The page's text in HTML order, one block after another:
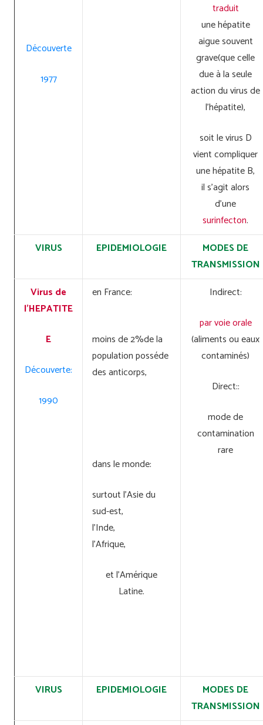
Découverte
1977
traduit
une hépatite
aigue souvent
grave(que celle
due à la seule
action du virus de
l’hépatite),
soit le virus D
vient compliquer
une hépatite B,
il s’agit alors
d’une
surinfecton.
VIRUS
EPIDEMIOLOGIE
MODES DE
TRANSMISSION
Virus de
l’HEPATITE
E
Découverte:
1990
en France:
moins de 2%de la
population posséde
des anticorps,
dans le monde:
surtout l’Asie du
sud-est,
l’Inde,
l’Afrique,
et l’Amérique
Latine.
Indirect:
par voie orale
(aliments ou eaux
contaminés)
Direct::
mode de
contamination
rare
VIRUS EPIDEMIOLOGIE
MODES DE
TRANSMISSION